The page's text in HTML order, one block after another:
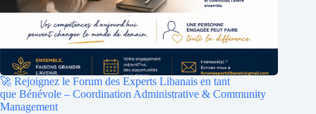
🚀 Rejoignez le Forum des Experts Libanais en tant
que Bénévole – Coordination Administrative & Community
Management